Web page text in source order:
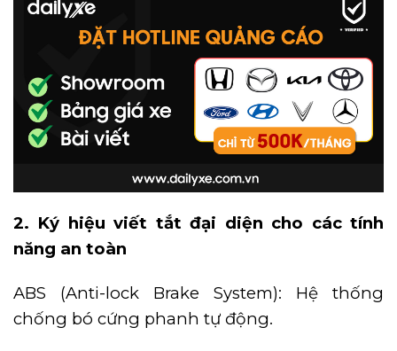
2. Ký hiệu viết tắt đại diện cho các tính
năng an toàn
ABS (Anti-lock Brake System): Hệ thống
chống bó cứng phanh tự động.